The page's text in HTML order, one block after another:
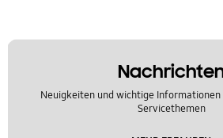
Neuigkeiten und wichtige Informationen
Servicethemen